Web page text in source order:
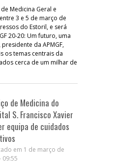
Medicina Geral e
3 e 5 de março de
do Estoril, e será
20-20: Um futuro, uma
presidente da APMGF,
os temas centrais da
cerca de um milhar de
de Medicina do
S. Francisco Xavier
equipa de cuidados
em 1 de março de
09:55